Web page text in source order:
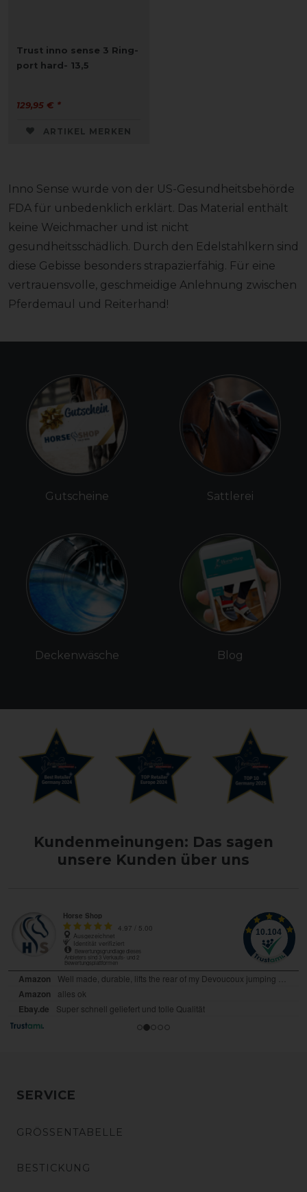
Trust inno sense 3 Ring-
port hard- 13,5
129,95 € *
ARTIKEL MERKEN
Inno Sense wurde von der US-Gesundheitsbehörde
FDA für unbedenklich erklärt. Das Material enthält
keine Weichmacher und ist nicht
gesundheitsschädlich. Durch den Edelstahlkern sind
diese Gebisse besonders strapazierfähig. Für eine
vertrauensvolle, geschmeidige Anlehnung zwischen
Pferdemaul und Reiterhand!
Gutscheine
Deckenwäsche
Sattlerei
Blog
Kundenmeinungen: Das sagen
unsere Kunden über uns
SERVICE
GRÖSSENTABELLE
BESTICKUNG